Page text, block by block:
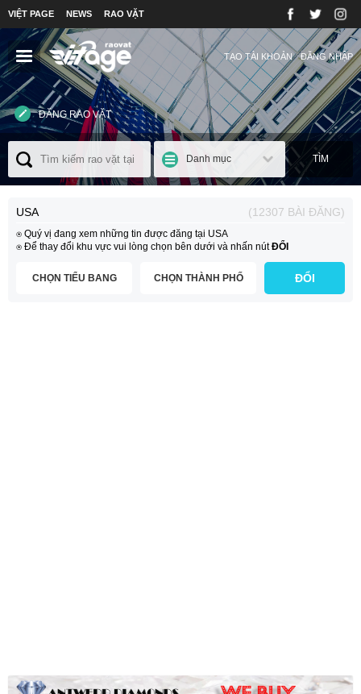
VIỆT PAGE NEWS RAO VẶT
ĐĂNG NHẬP
TẠO TÀI KHOẢN
ĐĂNG RAO VẶT
Danh mục TÌM
USA (12307 BÀI ĐĂNG)
⍟ Quý vị đang xem những tin được đăng tại USA
⍟ Để thay đổi khu vực vui lòng chọn bên dưới và nhấn nútĐỔI
CHỌN TIỂU BANG CHỌN THÀNH PHỐ ĐỔI